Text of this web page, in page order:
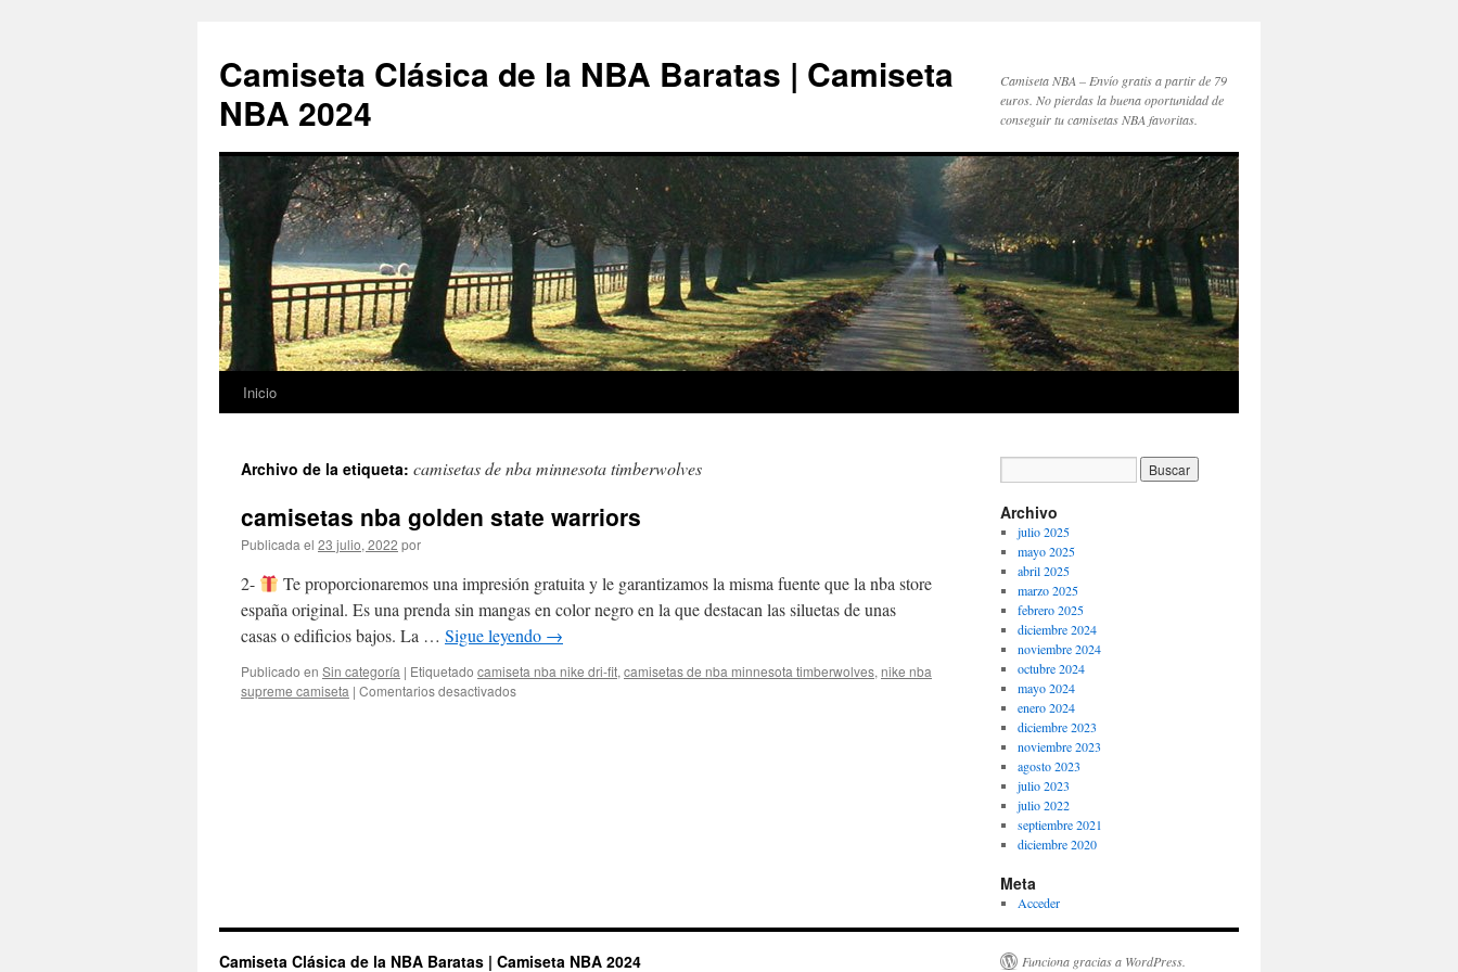
Camiseta Clásica de la NBA Baratas | Camiseta
NBA 2024
Camiseta NBA – Envío gratis a partir de 79
euros. No pierdas la buena oportunidad de
conseguir tu camisetas NBA favoritas.
Saltar
contenido
Inicio
Archivo de la etiqueta: camisetas de nba minnesota timberwolves
camisetas nba golden state warriors
Publicada el 23 julio, 2022 por
2-
Te proporcionaremos una impresión gratuita y le garantizamos la misma fuente que la nba store
españa original. Es una prenda sin mangas en color negro en la que destacan las siluetas de unas
casas o edificios bajos. La … Sigue leyendo →
Publicado en Sin categoría | Etiquetado camiseta nba nike dri-fit, camisetas de nba minnesota timberwolves, nike nba
supreme camiseta | Comentarios desactivadosen
Archivo
julio 2025
mayo 2025
abril 2025
marzo 2025
febrero 2025
diciembre 2024
noviembre 2024
octubre 2024
mayo 2024
enero 2024
diciembre 2023
noviembre 2023
agosto 2023
julio 2023
julio 2022
septiembre 2021
diciembre 2020
Meta
Acceder
Camiseta Clásica de la NBA Baratas | Camiseta NBA 2024 Funciona gracias a WordPress.